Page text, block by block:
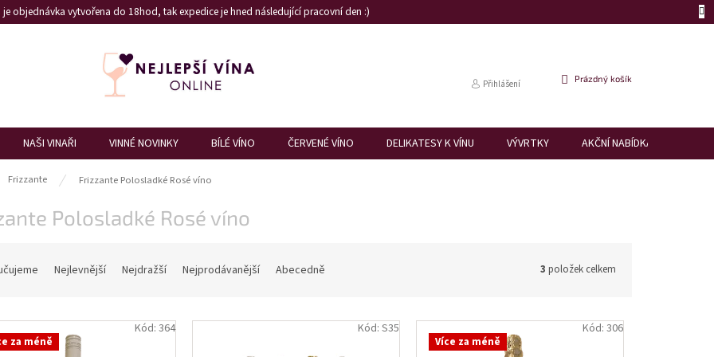
objednávka vytvořena do 18hod, tak expedice je hned následující pracovní den :)
Přihlášení
NÁKUPNÍ
Prázdný košík
NAŠI VINAŘI VINNÉ NOVINKY BÍLÉ VÍNO ČERVENÉ VÍNO DELIKATESY K VÍNU VÝVRTKY AKČNÍ NABÍDKA
Frizzante Frizzante Polosladké Rosé víno
Polosladké Rosé víno
Nejlevnější Nejdražší Nejprodávanější Abecedně 3 položek celkem
za méně
Kód: 364 Kód: S35
Více za méně
Kód: 306